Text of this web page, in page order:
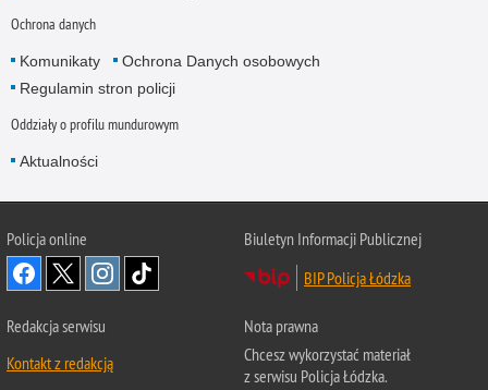
Ochrona danych
Komunikaty
Ochrona Danych osobowych
Regulamin stron policji
Oddziały o profilu mundurowym
Aktualności
Policja online
Biuletyn Informacji Publicznej
BIP Policja Łódzka
Redakcja serwisu
Kontakt z redakcją
Nota prawna
Chcesz wykorzystać materiał
z serwisu Policja Łódzka.